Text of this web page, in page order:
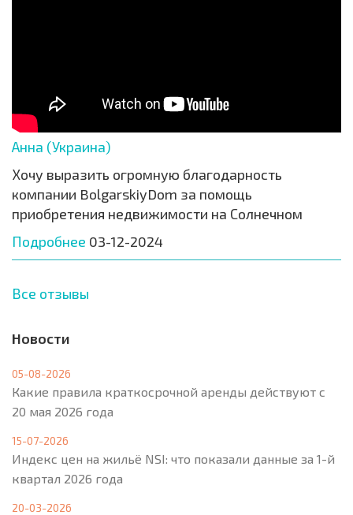
Анна (Украина)
Хочу выразить огромную благодарность
компании BolgarskiyDom за помощь
приобретения недвижимости на Солнечном
Подробнее 03-12-2024
Все отзывы
Новости
05-08-2026
Какие правила краткосрочной аренды действуют с
20 мая 2026 года
15-07-2026
Индекс цен на жильё NSI: что показали данные за 1-й
квартал 2026 года
20-03-2026